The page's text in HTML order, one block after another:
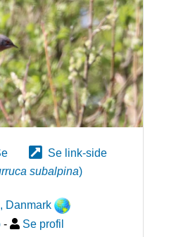
Se link-side
subalpina)
, Danmark
- Se profil